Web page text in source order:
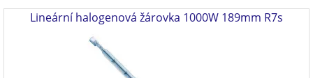
Lineární halogenová žárovka 1000W 189mm R7s